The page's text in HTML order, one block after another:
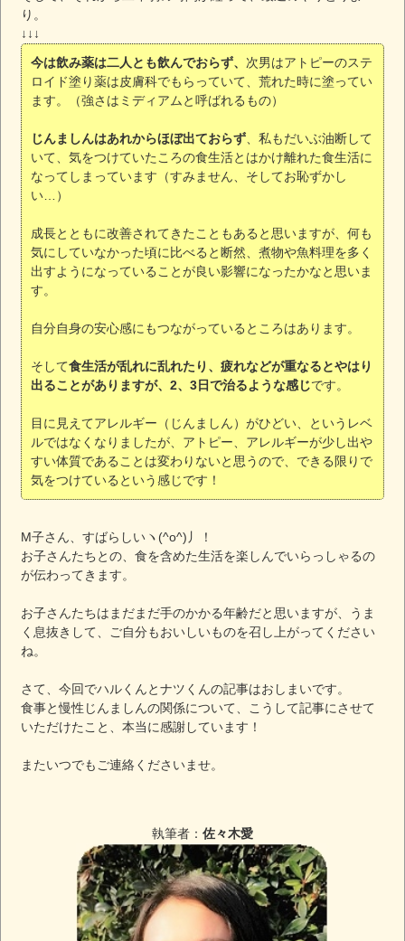
り。
↓↓↓
今は飲み薬は二人とも飲んでおらず、 次男はアトピーのステ
ロイド塗り薬は皮膚科でもらっていて、荒れた時に塗ってい
ます。（強さはミディアムと呼ばれるもの）
じんましんはあれからほぼ出ておらず 、私もだいぶ油断して
いて、気をつけていたころの食生活とはかけ離れた食生活に
なってしまっています（すみません、そしてお恥ずかし
い…）
成長とともに改善されてきたこともあると思いますが、何も
気にしていなかった頃に比べると断然、煮物や魚料理を多く
出すようになっていることが良い影響になったかなと思いま
す。
自分自身の安心感にもつながっているところはあります。
そして食生活が乱れに乱れたり、疲れなどが重なるとやはり
出ることがありますが、2、3日で治るような感じです。
目に見えてアレルギー（じんましん）がひどい、というレベ
ルではなくなりましたが、アトピー、アレルギーが少し出や
すい体質であることは変わりないと思うので、できる限りで
気をつけているという感じです！
М子さん、すばらしいヽ(^o^)丿！
お子さんたちとの、食を含めた生活を楽しんでいらっしゃるの
が伝わってきます。
お子さんたちはまだまだ手のかかる年齢だと思いますが、うま
く息抜きして、ご自分もおいしいものを召し上がってください
ね。
さて、今回でハルくんとナツくんの記事はおしまいです。
食事と慢性じんましんの関係について、こうして記事にさせて
いただけたこと、本当に感謝しています！
またいつでもご連絡くださいませ。
執筆者： 佐々木愛